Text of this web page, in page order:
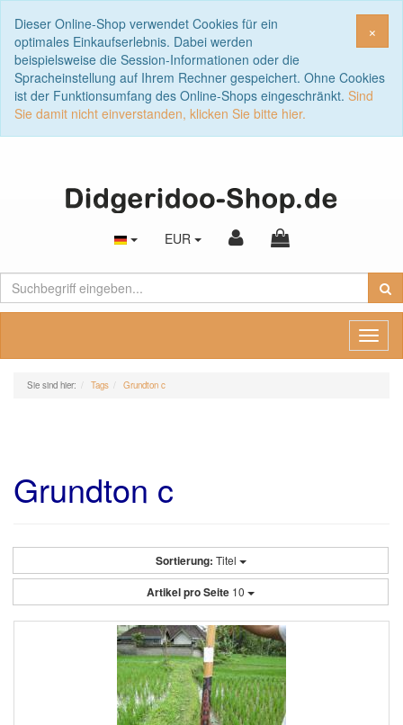
×
Dieser Online-Shop verwendet Cookies für ein
optimales Einkaufserlebnis. Dabei werden
beispielsweise die Session-Informationen oder die
Spracheinstellung auf Ihrem Rechner gespeichert. Ohne Cookies
ist der Funktionsumfang des Online-Shops eingeschränkt. Sind
Sie damit nicht einverstanden, klicken Sie bitte hier.
EUR
Sie sind hier: Tags Grundton c
Grundton c
Sortierung: Titel
Artikel pro Seite 10